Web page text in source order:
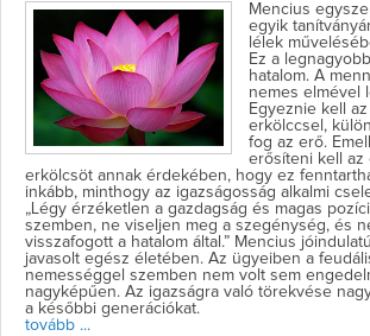
Mencius
egyik
lélek
Ez a
hatalom. A
nemes elmével
Egyeznie kell
erkölccsel,
fog az erő.
erősíteni kell az
erkölcsöt annak érdekében, hogy ez
inkább, minthogy az igazságosság alkalmi
„Légy érzéketlen a gazdagság és magas
szemben, ne viseljen meg a szegénység, és
visszafogott a hatalom által.” Mencius
javasolt egész életében. Az ügyeiben a
nemességgel szemben nem volt sem
nagyképűen. Az igazságra való törekvése
a későbbi generációkat.
tovább ...